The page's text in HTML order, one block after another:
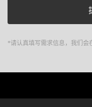
*请认真填写需求信息，我们会